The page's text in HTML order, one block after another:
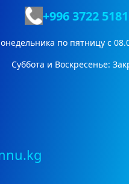
+996 3722
по пятницу с
Суббота и Воскресенье: